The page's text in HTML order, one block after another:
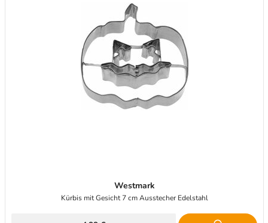
Westmark
Kürbis mit Gesicht 7 cm Ausstecher Edelstahl